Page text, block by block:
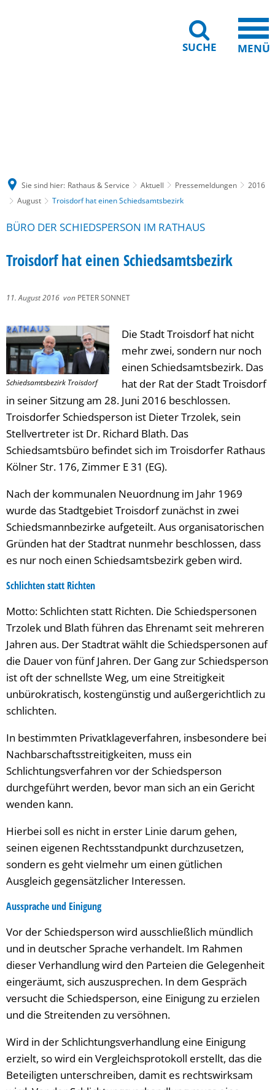
SUCHE MENÜ
Sie sind hier: Rathaus & Service Aktuell Pressemeldungen
2016
August
Troisdorf hat einen Schiedsamtsbezirk
BÜRO DER SCHIEDSPERSON IM RATHAUS
Troisdorf hat einen Schiedsamtsbezirk
11. August 2016 von PETER SONNET
Schiedsamtsbezirk Troisdorf
Die Stadt Troisdorf hat nicht
mehr zwei, sondern nur noch
einen Schiedsamtsbezirk. Das
hat der Rat der Stadt Troisdorf
in seiner Sitzung am 28. Juni 2016 beschlossen.
Troisdorfer Schiedsperson ist Dieter Trzolek, sein
Stellvertreter ist Dr. Richard Blath. Das
Schiedsamtsbüro befindet sich im Troisdorfer Rathaus
Kölner Str. 176, Zimmer E 31 (EG).
Nach der kommunalen Neuordnung im Jahr 1969
wurde das Stadtgebiet Troisdorf zunächst in zwei
Schiedsmannbezirke aufgeteilt. Aus organisatorischen
Gründen hat der Stadtrat nunmehr beschlossen, dass
es nur noch einen Schiedsamtsbezirk geben wird.
Schlichten statt Richten
Motto: Schlichten statt Richten. Die Schiedspersonen
Trzolek und Blath führen das Ehrenamt seit mehreren
Jahren aus. Der Stadtrat wählt die Schiedspersonen auf
die Dauer von fünf Jahren. Der Gang zur Schiedsperson
ist oft der schnellste Weg, um eine Streitigkeit
unbürokratisch, kostengünstig und außergerichtlich zu
schlichten.
In bestimmten Privatklageverfahren, insbesondere bei
Nachbarschaftsstreitigkeiten, muss ein
Schlichtungsverfahren vor der Schiedsperson
durchgeführt werden, bevor man sich an ein Gericht
wenden kann.
Hierbei soll es nicht in erster Linie darum gehen,
seinen eigenen Rechtsstandpunkt durchzusetzen,
sondern es geht vielmehr um einen gütlichen
Ausgleich gegensätzlicher Interessen.
Aussprache und Einigung
Vor der Schiedsperson wird ausschließlich mündlich
und in deutscher Sprache verhandelt. Im Rahmen
dieser Verhandlung wird den Parteien die Gelegenheit
eingeräumt, sich auszusprechen. In dem Gespräch
versucht die Schiedsperson, eine Einigung zu erzielen
und die Streitenden zu versöhnen.
Wird in der Schlichtungsverhandlung eine Einigung
erzielt, so wird ein Vergleichsprotokoll erstellt, das die
Beteiligten unterschreiben, damit es rechtswirksam